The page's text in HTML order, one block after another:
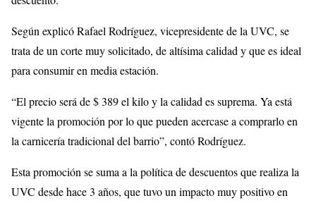
Según explicó Rafael Rodríguez, vicepresidente de la UVC, se
trata de un corte muy solicitado, de altísima calidad y que es ideal
para consumir en media estación.
“El precio será de $ 389 el kilo y la calidad es suprema. Ya está
vigente la promoción por lo que pueden acercase a comprarlo en
la carnicería tradicional del barrio”, contó Rodríguez.
Esta promoción se suma a la política de descuentos que realiza la
UVC desde hace 3 años, que tuvo un impacto muy positivo en